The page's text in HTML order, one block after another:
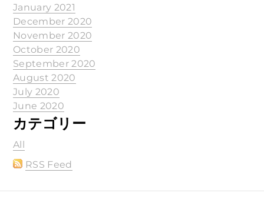
January 2021
December 2020
November 2020
October 2020
September 2020
August 2020
July 2020
June 2020
カテゴリー
All
RSS Feed